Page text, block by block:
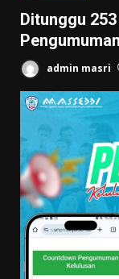
Ditunggu
admin masri